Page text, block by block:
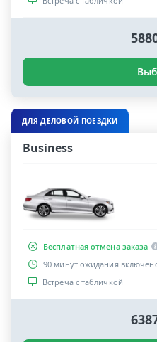
ДЛЯ ДЕЛОВОЙ ПОЕЗДКИ
Business
Бесплатная отмена заказа
90 минут ожидания
Встреча с табличкой